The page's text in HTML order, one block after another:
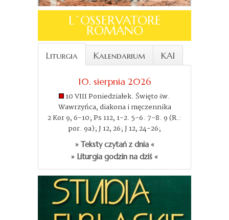
L´OSSERVATORE
ROMANO
Liturgia Kalendarium KAI
10. sierpnia 2026
10 VIII Poniedziałek. Święto św.
Wawrzyńca, diakona i męczennika
2 Kor 9, 6-10; Ps 112, 1-2. 5-6. 7-8. 9 (R.:
por. 9a); J 12, 26; J 12, 24-26;
» Teksty czytań z dnia «
» Liturgia godzin na dziś «